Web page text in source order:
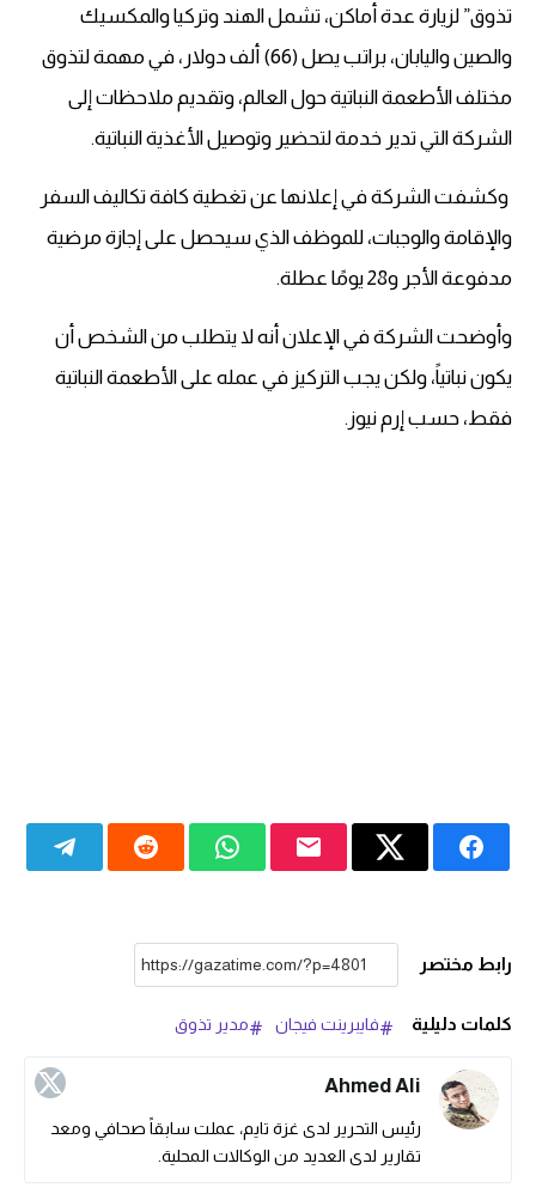
تذوق” لزيارة عدة أماكن، تشمل الهند وتركيا والمكسيك
والصين واليابان، براتب يصل (66) ألف دولار، في مهمة لتذوق
مختلف الأطعمة النباتية حول العالم، وتقديم ملاحظات إلى
الشركة التي تدير خدمة لتحضير وتوصيل الأغذية النباتية.
وكشفت الشركة في إعلانها عن تغطية كافة تكاليف السفر
والإقامة والوجبات، للموظف الذي سيحصل على إجازة مرضية
مدفوعة الأجر و28 يومًا عطلة.
وأوضحت الشركة في الإعلان أنه لا يتطلب من الشخص أن
يكون نباتياً، ولكن يجب التركيز في عمله على الأطعمة النباتية
فقط، حسب إرم نيوز.
رابط مختصر
كلمات دليلية فايبرينت فيجان مدير تذوق
Ahmed Ali
رئيس التحرير لدى غزة تايم، عملت سابقاً صحافي ومعد
تقارير لدى العديد من الوكالات المحلية.